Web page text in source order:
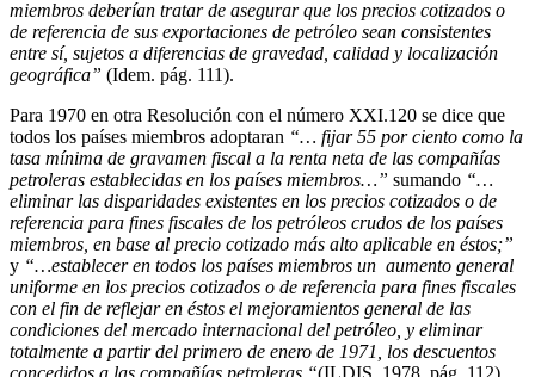
miembros deberían tratar de asegurar que los precios cotizados o
de referencia de sus exportaciones de petróleo sean consistentes
entre sí, sujetos a diferencias de gravedad, calidad y localización
geográfica” (Idem. pág. 111).
Para 1970 en otra Resolución con el número XXI.120 se dice que
todos los países miembros adoptaran “… fijar 55 por ciento como la
tasa mínima de gravamen fiscal a la renta neta de las compañías
petroleras establecidas en los países miembros…” sumando “…
eliminar las disparidades existentes en los precios cotizados o de
referencia para fines fiscales de los petróleos crudos de los países
miembros, en base al precio cotizado más alto aplicable en éstos;”
y “…establecer en todos los países miembros un aumento general
uniforme en los precios cotizados o de referencia para fines fiscales
con el fin de reflejar en éstos el mejoramientos general de las
condiciones del mercado internacional del petróleo, y eliminar
totalmente a partir del primero de enero de 1971, los descuentos
concedidos a las compañías petroleras “(ILDIS, 1978, pág. 112)